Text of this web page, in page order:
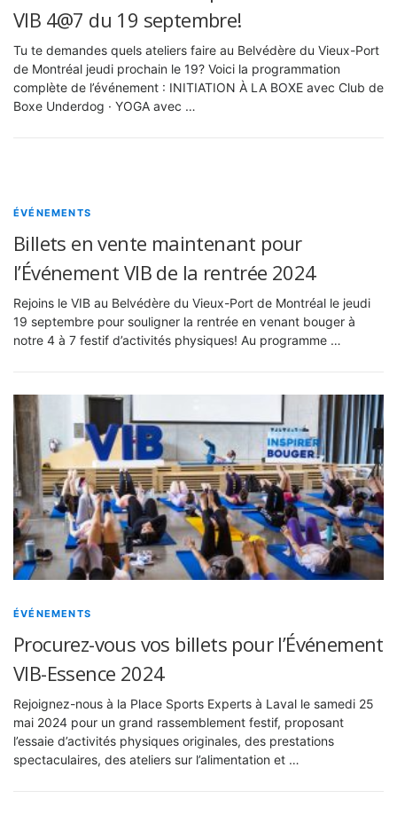
VIB 4@7 du 19 septembre!
Tu te demandes quels ateliers faire au Belvédère du Vieux-Port
de Montréal jeudi prochain le 19? Voici la programmation
complète de l’événement : INITIATION À LA BOXE avec Club de
Boxe Underdog · YOGA avec …
ÉVÉNEMENTS
Billets en vente maintenant pour
l’Événement VIB de la rentrée 2024
Rejoins le VIB au Belvédère du Vieux-Port de Montréal le jeudi
19 septembre pour souligner la rentrée en venant bouger à
notre 4 à 7 festif d’activités physiques! Au programme …
ÉVÉNEMENTS
Procurez-vous vos billets pour l’Événement
VIB-Essence 2024
Rejoignez-nous à la Place Sports Experts à Laval le samedi 25
mai 2024 pour un grand rassemblement festif, proposant
l’essaie d’activités physiques originales, des prestations
spectaculaires, des ateliers sur l’alimentation et …